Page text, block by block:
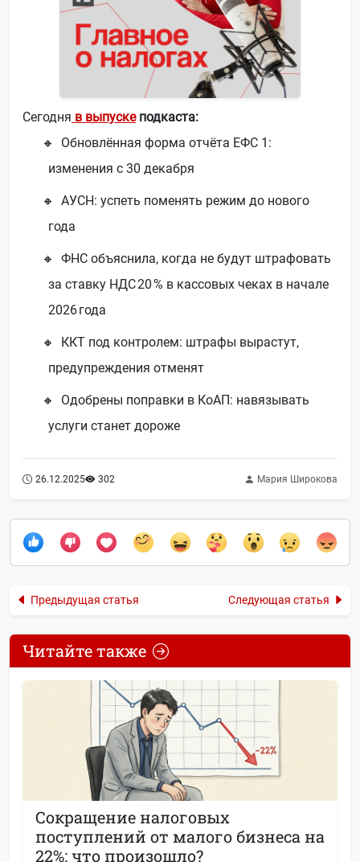
Сегодня в выпускеподкаста:
Обновлённая форма отчёта ЕФС 1:
изменения с 30 декабря
АУСН: успеть поменять режим до нового
года
ФНС объяснила, когда не будут штрафовать
за ставку НДС 20 % в кассовых чеках в начале
2026 года
ККТ под контролем: штрафы вырастут,
предупреждения отменят
Одобрены поправки в КоАП: навязывать
услуги станет дороже
26.12.2025 302 Мария Широкова
Предыдущая статья Следующая статья
Читайте также
Сокращение налоговых
поступлений от малого бизнеса на
22%: что произошло?